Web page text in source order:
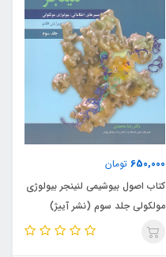
650,000 تومان
کتاب اصول بیوشیمی لنینجر بیولوژی
مولکولی جلد سوم (نشر آییژ)